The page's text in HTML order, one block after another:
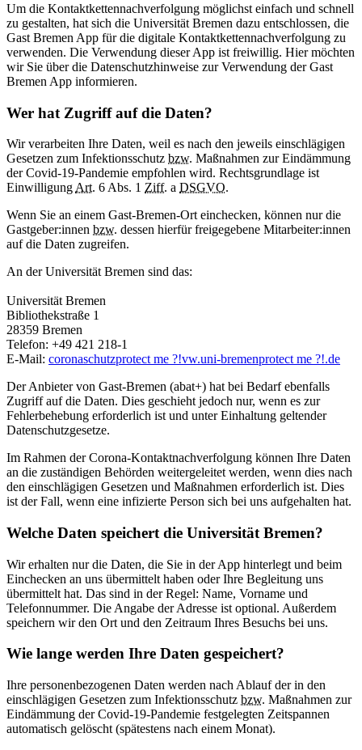
Um die Kontaktkettennachverfolgung möglichst einfach und schnell
zu gestalten, hat sich die Universität Bremen dazu entschlossen, die
Gast Bremen App für die digitale Kontaktkettennachverfolgung zu
verwenden. Die Verwendung dieser App ist freiwillig. Hier möchten
wir Sie über die Datenschutzhinweise zur Verwendung der Gast
Bremen App informieren.
Wer hat Zugriff auf die Daten?
Wir verarbeiten Ihre Daten, weil es nach den jeweils einschlägigen
Gesetzen zum Infektionsschutz bzw. Maßnahmen zur Eindämmung
der Covid-19-Pandemie empfohlen wird. Rechtsgrundlage ist
Einwilligung Art. 6 Abs. 1 Ziff. a DSGVO.
Wenn Sie an einem Gast-Bremen-Ort einchecken, können nur die
Gastgeber:innen bzw. dessen hierfür freigegebene Mitarbeiter:innen
auf die Daten zugreifen.
An der Universität Bremen sind das:
Universität Bremen
Bibliothekstraße 1
28359 Bremen
Telefon: +49 421 218-1
E-Mail: coronaschutzprotect me ?!vw.uni-bremenprotect me ?!.de
Der Anbieter von Gast-Bremen (abat+) hat bei Bedarf ebenfalls
Zugriff auf die Daten. Dies geschieht jedoch nur, wenn es zur
Fehlerbehebung erforderlich ist und unter Einhaltung geltender
Datenschutzgesetze.
Im Rahmen der Corona-Kontaktnachverfolgung können Ihre Daten
an die zuständigen Behörden weitergeleitet werden, wenn dies nach
den einschlägigen Gesetzen und Maßnahmen erforderlich ist. Dies
ist der Fall, wenn eine infizierte Person sich bei uns aufgehalten hat.
Welche Daten speichert die Universität Bremen?
Wir erhalten nur die Daten, die Sie in der App hinterlegt und beim
Einchecken an uns übermittelt haben oder Ihre Begleitung uns
übermittelt hat. Das sind in der Regel: Name, Vorname und
Telefonnummer. Die Angabe der Adresse ist optional. Außerdem
speichern wir den Ort und den Zeitraum Ihres Besuchs bei uns.
Wie lange werden Ihre Daten gespeichert?
Ihre personenbezogenen Daten werden nach Ablauf der in den
einschlägigen Gesetzen zum Infektionsschutz bzw. Maßnahmen zur
Eindämmung der Covid-19-Pandemie festgelegten Zeitspannen
automatisch gelöscht (spätestens nach einem Monat).